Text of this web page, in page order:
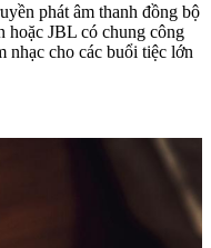
phát âm thanh đồng bộ
hoặc JBL có chung công
nhạc cho các buổi tiệc lớn